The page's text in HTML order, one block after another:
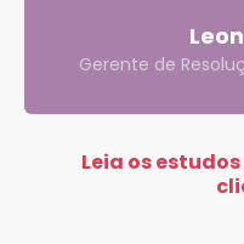
Gerente de
Leia os